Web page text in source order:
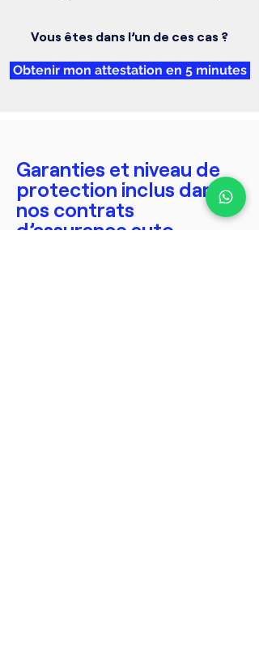
Vous êtes dans l’un de ces cas ?
Obtenir mon attestation en 5 minutes
Garanties et niveau de
protection inclus dans
nos contrats
d’assurance auto